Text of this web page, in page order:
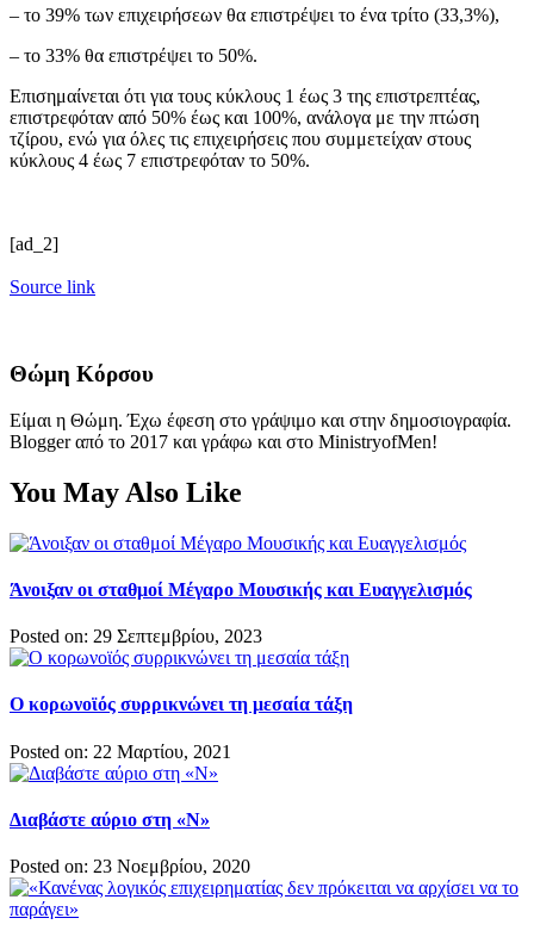
– το 39% των επιχειρήσεων θα επιστρέψει το ένα τρίτο (33,3%),
– το 33% θα επιστρέψει το 50%.
Επισημαίνεται ότι για τους κύκλους 1 έως 3 της επιστρεπτέας,
επιστρεφόταν από 50% έως και 100%, ανάλογα με την πτώση
τζίρου, ενώ για όλες τις επιχειρήσεις που συμμετείχαν στους
κύκλους 4 έως 7 επιστρεφόταν το 50%.
[ad_2]
Source link
Θώμη Κόρσου
Είμαι η Θώμη. Έχω έφεση στο γράψιμο και στην δημοσιογραφία.
Blogger από το 2017 και γράφω και στο MinistryofMen!
You May Also Like
Άνοιξαν οι σταθμοί Μέγαρο Μουσικής και Ευαγγελισμός
Posted on: 29 Σεπτεμβρίου, 2023
Ο κορωνοϊός συρρικνώνει τη μεσαία τάξη
Posted on: 22 Μαρτίου, 2021
Διαβάστε αύριο στη «Ν»
Posted on: 23 Νοεμβρίου, 2020